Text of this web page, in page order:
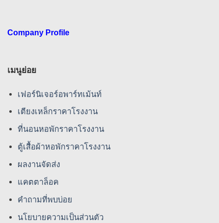
Company Profile
เมนูย่อย
เฟอร์นิเจอร์อพาร์ทเม้นท์
เตียงเหล็กราคาโรงงาน
ที่นอนหอพักราคาโรงงาน
ตู้เสื้อผ้าหอพักราคาโรงงาน
ผลงานจัดส่ง
แคตตาล็อค
คําถามที่พบบ่อย
นโยบายความเป็นส่วนตัว